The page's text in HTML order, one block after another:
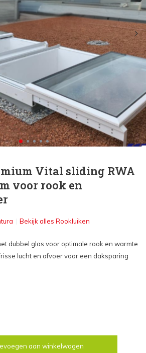
Vital sliding RWA
voor rook en
Bekijk alles Rookluiken
dubbel glas voor optimale rook en warmte
lucht en afvoer voor een daksparing
aan winkelwagen